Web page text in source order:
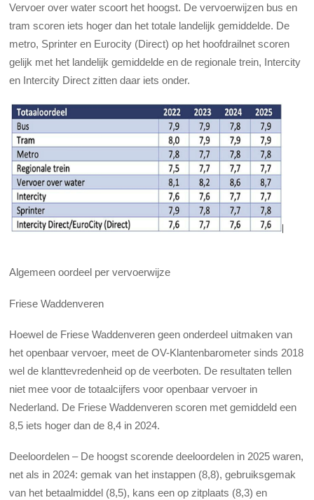
Vervoer over water scoort het hoogst. De vervoerwijzen bus en
tram scoren iets hoger dan het totale landelijk gemiddelde. De
metro, Sprinter en Eurocity (Direct) op het hoofdrailnet scoren
gelijk met het landelijk gemiddelde en de regionale trein, Intercity
en Intercity Direct zitten daar iets onder.
Algemeen oordeel per vervoerwijze
Friese Waddenveren
Hoewel de Friese Waddenveren geen onderdeel uitmaken van
het openbaar vervoer, meet de OV-Klantenbarometer sinds 2018
wel de klanttevredenheid op de veerboten. De resultaten tellen
niet mee voor de totaalcijfers voor openbaar vervoer in
Nederland. De Friese Waddenveren scoren met gemiddeld een
8,5 iets hoger dan de 8,4 in 2024.
Deeloordelen – De hoogst scorende deeloordelen in 2025 waren,
net als in 2024: gemak van het instappen (8,8), gebruiksgemak
van het betaalmiddel (8,5), kans een op zitplaats (8,3) en